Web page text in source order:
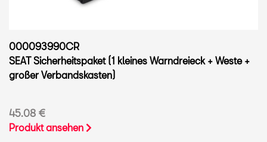
000093990CR
SEAT Sicherheitspaket (1 kleines Warndreieck + Weste +
großer Verbandskasten)
45.08 €
Produkt ansehen